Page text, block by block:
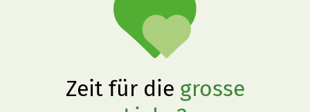
Zeit für die grosse